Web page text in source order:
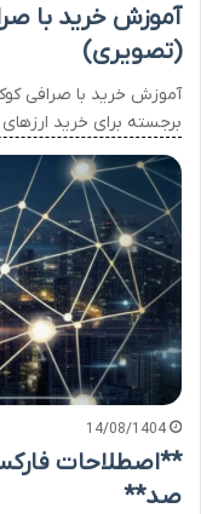
آموزش خرید با
(تصویری)
آموزش خرید با صرافی
برجسته برای خرید
14/08/1404
**اصطلاحات
صد**